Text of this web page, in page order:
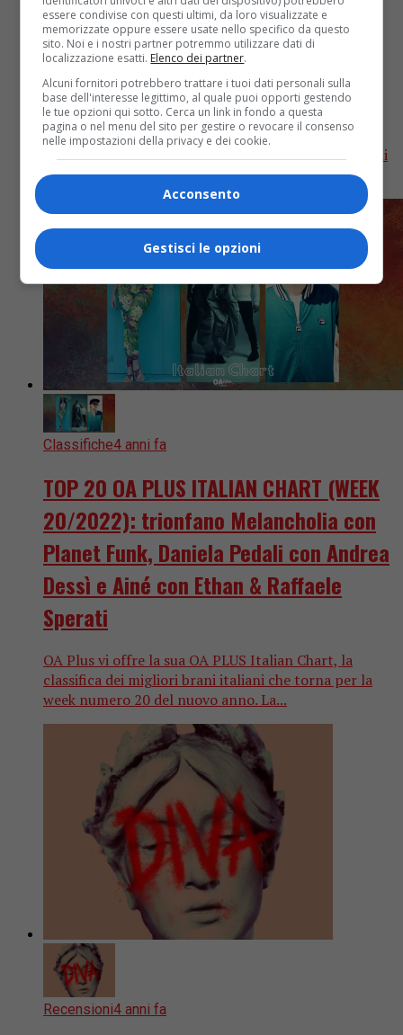
La folle estate in musica: la classifica
dei tormentoni italiani 2022, dal
peggiore al migliore
Torna come ogni anno la classifica dei tormentoni
estivi di OA Plus. Ecco la TOP 40 dell’estate 2022. Chi
sarà alla numero 1? Sì, è vero;...
Classifiche4 anni fa
TOP 20 OA PLUS ITALIAN CHART (WEEK
20/2022): trionfano Melancholia con
Planet Funk, Daniela Pedali con Andrea
Dessì e Ainé con Ethan & Raffaele
Sperati
OA Plus vi offre la sua OA PLUS Italian Chart, la
classifica dei migliori brani italiani che torna per la
week numero 20 del nuovo anno. La...
Recensioni4 anni fa
essere condivise con questi ultimi, da loro visualizzate e
memorizzate oppure essere usate nello specifico da questo
sito. Noi e i nostri partner potremmo utilizzare dati di
localizzazione esatti. Elenco dei partner.
Alcuni fornitori potrebbero trattare i tuoi dati personali sulla
base dell'interesse legittimo, al quale puoi opporti gestendo
le tue opzioni qui sotto. Cerca un link in fondo a questa
pagina o nel menu del sito per gestire o revocare il consenso
nelle impostazioni della privacy e dei cookie.
Acconsento
Gestisci le opzioni